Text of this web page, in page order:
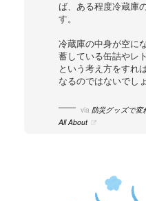
ば、ある程度冷蔵庫
す。
冷蔵庫の中身が空に
蓄している缶詰やレ
という考え方をすれ
なるのではないでし
via 防災グッズで変
All About